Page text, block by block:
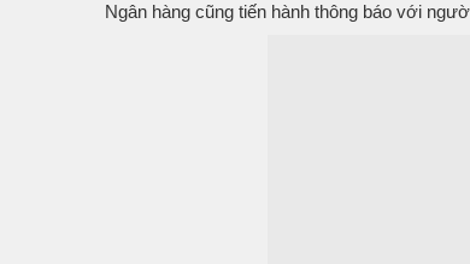
Ngân hàng cũng tiến hành thông báo với